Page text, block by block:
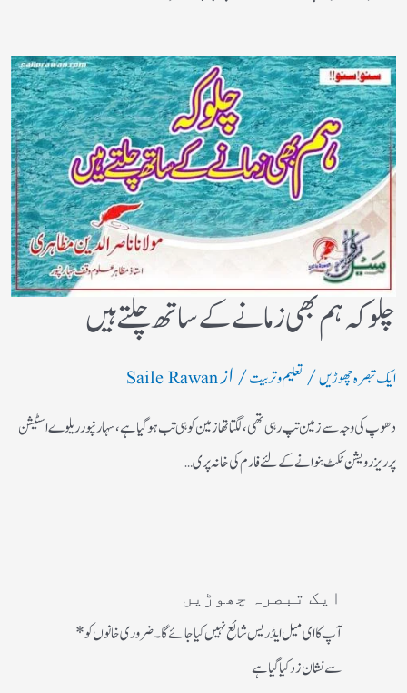
چلو کہ ہم بھی زمانے کے ساتھ چلتے ہیں
ایک تبصرہ چھوڑیں/ تعلیم و تربیت/ ازSaile Rawan
دھوپ کی وجہ سے زمین تپ رہی تھی، لگتا تھازمین کوہی تب ہوگیا ہے، سہارنپورریلوے اسٹیشن
پرریزرویشن ٹکٹ بنوانے کے لئے فارم کی خانہ پری…
ایک تبصرہ چھوڑیں
آپ کا ای میل ایڈریس شائع نہیں کیا جائے گا۔ضروری خانوں کو*
سے نشان زد کیا گیا ہے